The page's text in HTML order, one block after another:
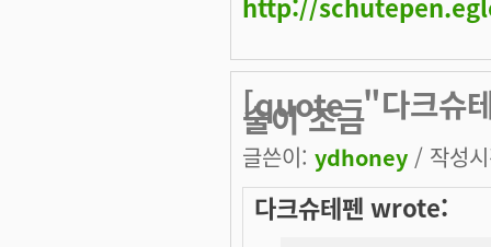
[quote="다크슈
술이 조금
글쓴이: ydhoney / 작성
다크슈테펜 wrote: